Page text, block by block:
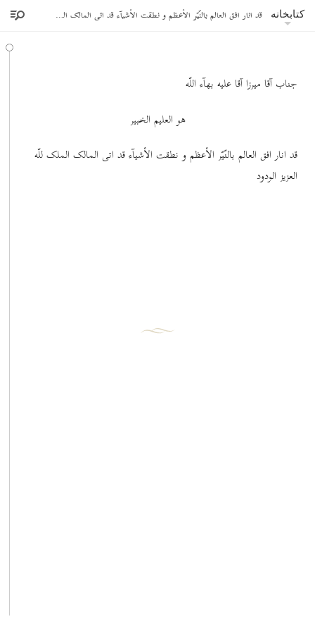
کتابخانه قد انار افق العالم بالنّیّر الأعظم و نطقت الأشیآء قد اتی المالک الملک للّه العزیز الودود
جناب آقا میرزا آقا علیه بهآء اللّه
هو العلیم الخبیر
قد انار افق العالم بالنّیّر الأعظم و نطقت الأشیآء قد اتی المالک الملک للّه
العزیز الودود